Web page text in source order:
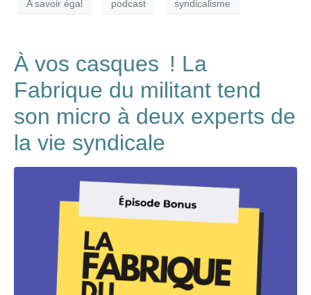
A savoir égal podcast syndicalisme
À vos casques ! La
Fabrique du militant tend
son micro à deux experts de
la vie syndicale